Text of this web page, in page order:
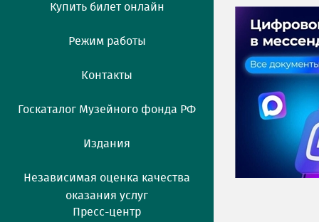
Купить билет онлайн
Режим работы
Контакты
Госкаталог Музейного фонда РФ
Издания
Независимая оценка качества
оказания услуг
Пресс-центр